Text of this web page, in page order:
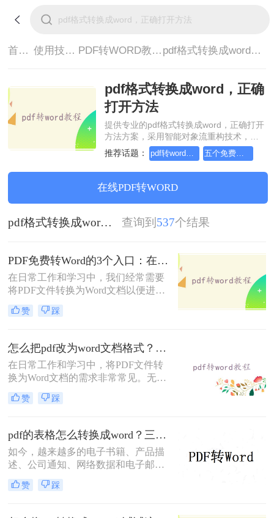
首页> 使用技巧> PDF转WORD教程> pdf格式转换成word，正确打开方法
pdf格式转换成word，正确
打开方法
提供专业的pdf格式转换成word，正确打开
方法方案，采用智能对象流重构技术，确
保文档1:1高保真还原且排版不乱码。支持
一键批量处理，全链路 SSL 加密保障隐私
安全。助您快速实现pdf格式转换成word，
正确打开方法，无需安装，高效办公。
推荐话题：
在线PDF转WORD
pdf格式转换成word，正确打开方法 查询到 537个结果
PDF免费转Word的3个入口：在线、客户端、Word自带各有取舍！
在日常工作和学习中，我们经常需要
将PDF文件转换为Word文档以便进行
编辑和修改。那么怎样pdf免费转换成
word呢？本文将介绍三种免费将PDF
赞 踩
怎么把pdf改为word文档格式？给大家分享三种简单的转换方法！
在日常工作和学习中，将PDF文件转
换为Word文档的需求非常常见。无论
是为了编辑内容、重新排版还是与其
他工具兼容，掌握几种高效的转换方
为word文档格式呢？本文将介绍三种
将PDF转换为Word文档的方法。
赞 踩
pdf的表格怎么转换成word？三个方法轻松搞定！
如今，越来越多的电子书籍、产品描
述、公司通知、网络数据和电子邮件
开始使用PDF格式文件。Adobe设计
PDF文件格式的目的是支持跨平台、
赞 踩